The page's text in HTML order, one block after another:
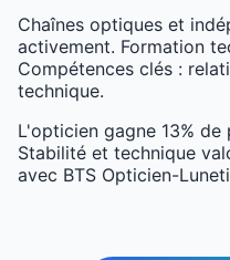
Chaînes optiques et
activement. Formation
Compétences clés :
technique.
L'opticien gagne 13%
Stabilité et technique
avec BTS Opticien-